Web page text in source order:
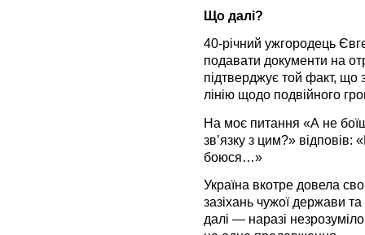
Що далі?
40-річний ужгородець
подавати документи на
підтверджує той факт, що
лінію щодо подвійного
На моє питання «А не
зв’язку з цим?» відповів:
боюся…»
Україна вкотре довела
зазіхань чужої держави
далі — наразі